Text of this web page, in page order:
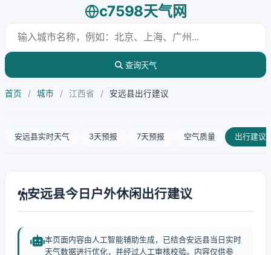
c7598天气网
查询天气
首页 / 城市 / 江西省 / 安远县出行建议
安远县实时天气 3天预报 7天预报 空气质量 出行建议
安远县今日户外休闲出行建议
本页面内容由人工智能辅助生成，已结合安远县当日实时
天气数据进行优化，并经过人工审核校验。内容仅供参